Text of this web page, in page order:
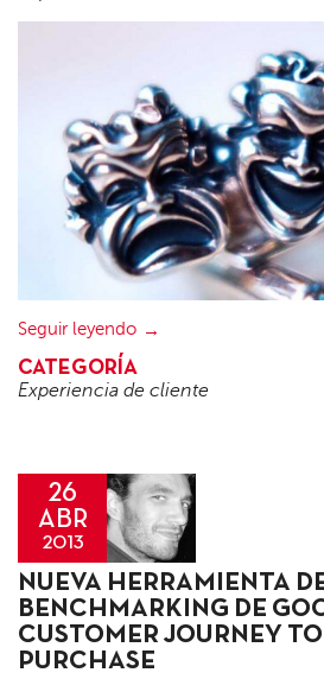
Seguir leyendo
CATEGORÍA
Experiencia de cliente
26
ABR
2013
Jorge
González
NUEVA HERRAMIENTA
BENCHMARKING DE
CUSTOMER JOURNEY
PURCHASE